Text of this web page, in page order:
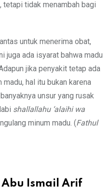
tetapi tidak menambah bagi
untuk menerima obat,
juga ada isyarat bahwa madu
jika penyakit tetap ada
hal itu bukan karena
unsur yang rusak
shallallahu ‘alaihi wa
minum madu. (Fathul
Abu Ismail Arif